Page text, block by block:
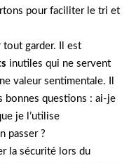
pour faciliter le tri et
tout garder. Il est
inutiles qui ne servent
valeur sentimentale. Il
bonnes questions : ai-je
je l’utilise
passer ?
la sécurité lors du